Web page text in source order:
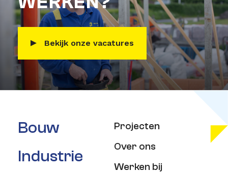
Bekijk onze vacatures
Bouw
Industrie
Projecten
Over ons
Werken bij